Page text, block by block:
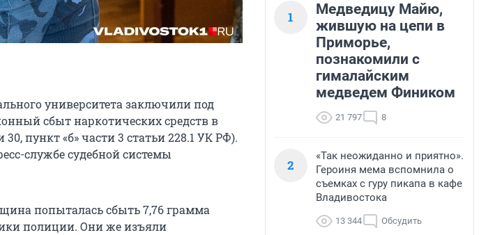
университета заключили под
сбыт наркотических средств в
пункт «б» части 3 статьи 228.1 УК РФ).
службе судебной системы
попыталась сбыть 7,76 грамма
полиции. Они же изъяли
1
Медведицу Майю,
жившую на цепи в
Приморье,
познакомили с
гималайским
медведем Фиником
21 797 8
2
«Так неожиданно и приятно».
Героиня мема вспомнила о
съемках с гуру пикапа в кафе
Владивостока
13 344 Обсудить